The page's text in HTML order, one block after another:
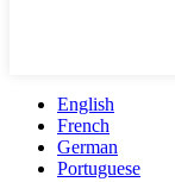
English
French
German
Portuguese